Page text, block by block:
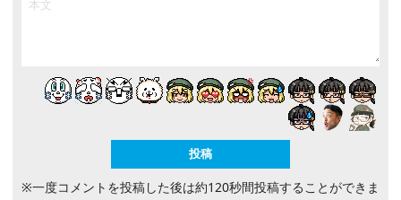
※一度コメントを投稿した後は約120秒間投稿することができま